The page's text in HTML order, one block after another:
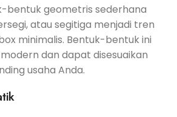
bentuk geometris sederhana
atau segitiga menjadi tren
minimalis. Bentuk-bentuk ini
dan dapat disesuaikan
usaha Anda.